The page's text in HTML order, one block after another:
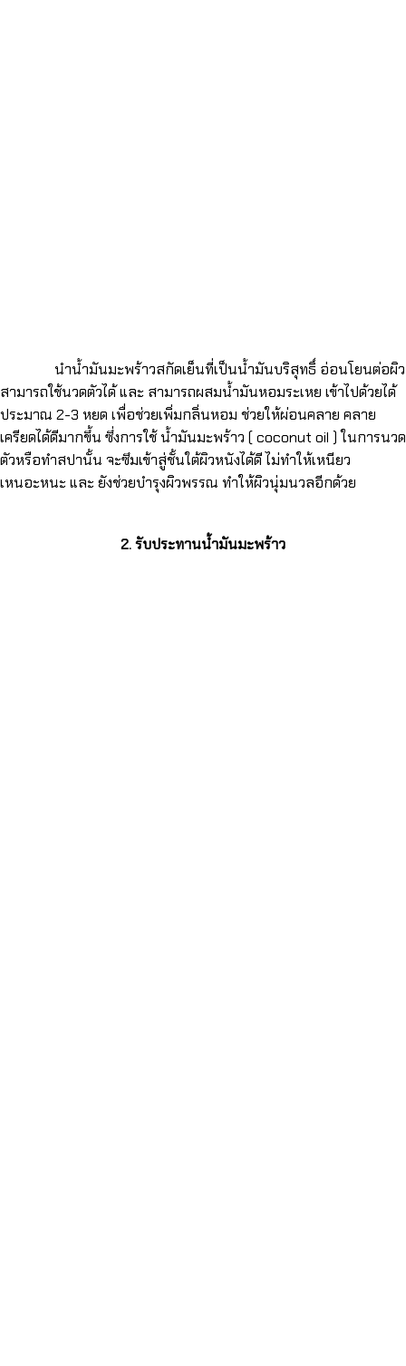
นำน้ำมันมะพร้าวสกัดเย็นที่เป็นน้ำมันบริสุทธิ์ อ่อนโยนต่อผิว
สามารถใช้นวดตัวได้ และ สามารถผสมน้ำมันหอมระเหย เข้าไปด้วยได้
ประมาณ 2-3 หยด เพื่อช่วยเพิ่มกลิ่นหอม ช่วยให้ผ่อนคลาย คลาย
เครียดได้ดีมากขึ้น ซึ่งการใช้ น้ำมันมะพร้าว ( coconut oil ) ในการนวด
ตัวหรือทำสปานั้น จะซึมเข้าสู่ชั้นใต้ผิวหนังได้ดี ไม่ทำให้เหนียว
เหนอะหนะ และ ยังช่วยบำรุงผิวพรรณ ทำให้ผิวนุ่มนวลอีกด้วย
2. รับประทานน้ำมันมะพร้าว